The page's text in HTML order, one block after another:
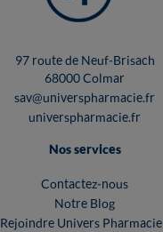
97 route de Neuf-Brisach
68000 Colmar
sav@universpharmacie.fr
universpharmacie.fr
Nos services
Contactez-nous
Notre Blog
Rejoindre Univers Pharmacie